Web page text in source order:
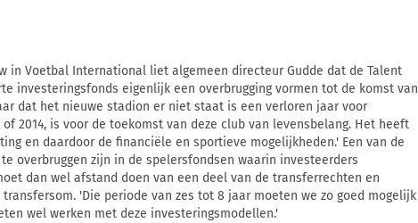
in Voetbal International liet algemeen directeur Gudde dat de Talent
investeringsfonds eigenlijk een overbrugging vormen tot de komst van
dat het nieuwe stadion er niet staat is een verloren jaar voor
of 2014, is voor de toekomst van deze club van levensbelang. Het heeft
en daardoor de financiële en sportieve mogelijkheden.' Een van de
overbruggen zijn in de spelersfondsen waarin investeerders
dan wel afstand doen van een deel van de transferrechten en
'Die periode van zes tot 8 jaar moeten we zo goed mogelijk
wel werken met deze investeringsmodellen.'